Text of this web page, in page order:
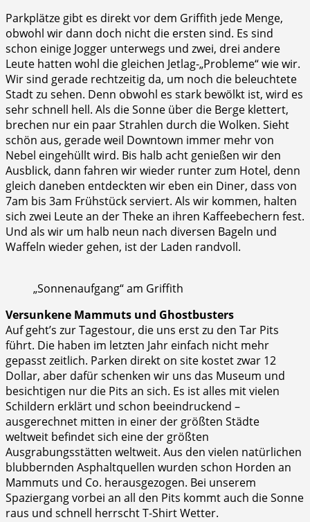
Parkplätze gibt es direkt vor dem Griffith jede Menge,
obwohl wir dann doch nicht die ersten sind. Es sind
schon einige Jogger unterwegs und zwei, drei andere
Leute hatten wohl die gleichen Jetlag-„Probleme“ wie wir.
Wir sind gerade rechtzeitig da, um noch die beleuchtete
Stadt zu sehen. Denn obwohl es stark bewölkt ist, wird es
sehr schnell hell. Als die Sonne über die Berge klettert,
brechen nur ein paar Strahlen durch die Wolken. Sieht
schön aus, gerade weil Downtown immer mehr von
Nebel eingehüllt wird. Bis halb acht genießen wir den
Ausblick, dann fahren wir wieder runter zum Hotel, denn
gleich daneben entdeckten wir eben ein Diner, dass von
7am bis 3am Frühstück serviert. Als wir kommen, halten
sich zwei Leute an der Theke an ihren Kaffeebechern fest.
Und als wir um halb neun nach diversen Bageln und
Waffeln wieder gehen, ist der Laden randvoll.
„Sonnenaufgang“ am Griffith
Versunkene Mammuts und Ghostbusters
Auf geht’s zur Tagestour, die uns erst zu den Tar Pits
führt. Die haben im letzten Jahr einfach nicht mehr
gepasst zeitlich. Parken direkt on site kostet zwar 12
Dollar, aber dafür schenken wir uns das Museum und
besichtigen nur die Pits an sich. Es ist alles mit vielen
Schildern erklärt und schon beeindruckend –
ausgerechnet mitten in einer der größten Städte
weltweit befindet sich eine der größten
Ausgrabungsstätten weltweit. Aus den vielen natürlichen
blubbernden Asphaltquellen wurden schon Horden an
Mammuts und Co. herausgezogen. Bei unserem
Spaziergang vorbei an all den Pits kommt auch die Sonne
raus und schnell herrscht T-Shirt Wetter.